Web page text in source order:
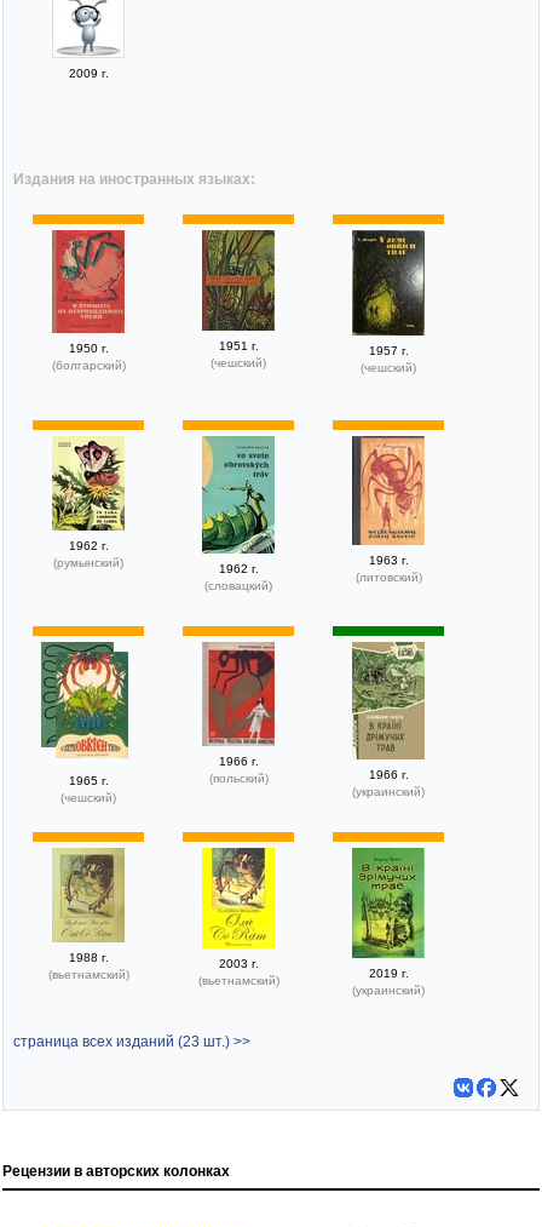
2009 г.
Издания на иностранных языках:
1950 г.
(болгарский)
1951 г.
(чешский)
1957 г.
(чешский)
1962 г.
(румынский)
1962 г.
(словацкий)
1963 г.
(литовский)
1965 г.
(чешский)
1966 г.
(польский)
1966 г.
(украинский)
1988 г.
(вьетнамский)
2003 г.
(вьетнамский)
2019 г.
(украинский)
страница всех изданий (23 шт.) >>
Рецензии в авторских колонках